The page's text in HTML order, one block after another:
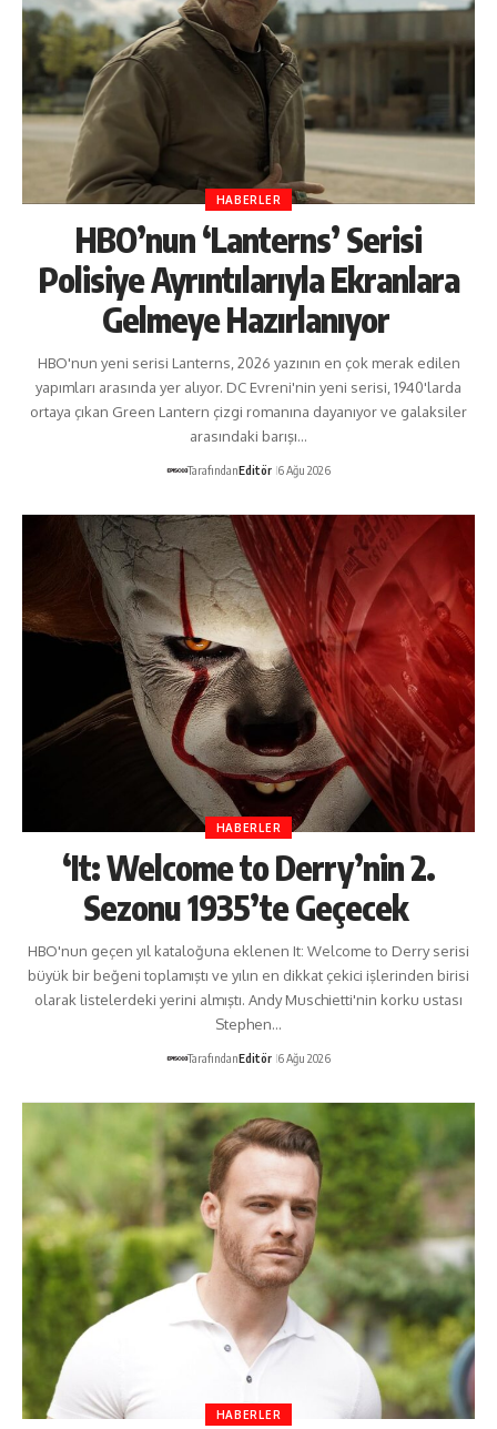
HABERLER
HBO’nun ‘Lanterns’ Serisi
Polisiye Ayrıntılarıyla Ekranlara
Gelmeye Hazırlanıyor
HBO'nun yeni serisi Lanterns, 2026 yazının en çok merak edilen
yapımları arasında yer alıyor. DC Evreni'nin yeni serisi, 1940'larda
ortaya çıkan Green Lantern çizgi romanına dayanıyor ve galaksiler
arasındaki barışı…
TarafındanEditör 6 Ağu 2026
HABERLER
‘It: Welcome to Derry’nin 2.
Sezonu 1935’te Geçecek
HBO'nun geçen yıl kataloğuna eklenen It: Welcome to Derry serisi
büyük bir beğeni toplamıştı ve yılın en dikkat çekici işlerinden birisi
olarak listelerdeki yerini almıştı. Andy Muschietti'nin korku ustası
Stephen…
TarafındanEditör 6 Ağu 2026
HABERLER